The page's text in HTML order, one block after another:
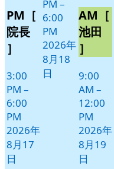
PM［
院長
］
3:00
PM –
6:00
PM
2026年
8月17
日
PM –
6:00
PM
2026年
8月18
日
AM［
池田
］
9:00
AM –
12:00
PM
2026年
8月19
日